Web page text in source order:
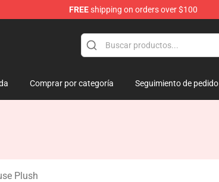
FREEshipping on orders over $100
Comprar por categoría Seguimiento de pedido
Plush